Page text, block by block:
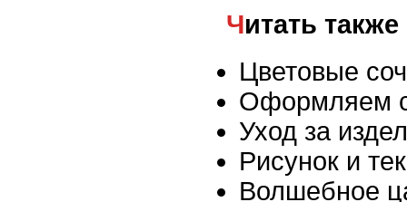
Читать также
Цветовые
Оформляем
Уход за
Рисунок и
Волшебное